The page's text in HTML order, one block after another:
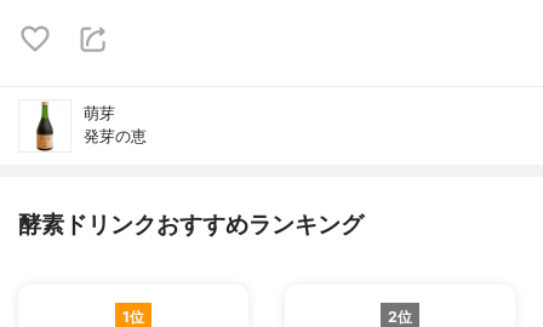
萌芽
発芽の恵
酵素ドリンクおすすめランキング
1位 2位